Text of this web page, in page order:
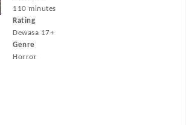
110 minutes
Rating
Dewasa 17+
Genre
Horror